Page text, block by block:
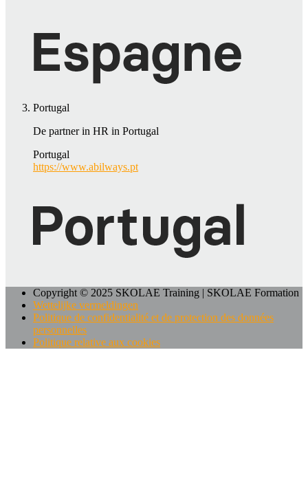
Portugal
De partner in HR in Portugal
Portugal
https://www.abilways.pt
Copyright © 2025 SKOLAE Training | SKOLAE Formation
Wettelijke vermeldingen
Politique de confidentialité et de protection des données
personnelles
Politique relative aux cookies